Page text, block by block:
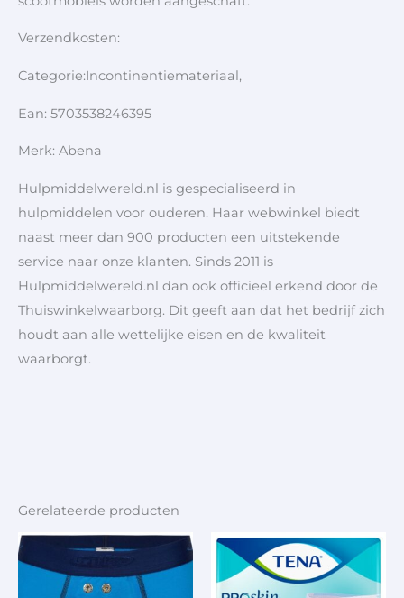
Verzendkosten:
Categorie:Incontinentiemateriaal,
Ean: 5703538246395
Merk: Abena
Hulpmiddelwereld.nl is gespecialiseerd in
hulpmiddelen voor ouderen. Haar webwinkel biedt
naast meer dan 900 producten een uitstekende
service naar onze klanten. Sinds 2011 is
Hulpmiddelwereld.nl dan ook officieel erkend door de
Thuiswinkelwaarborg. Dit geeft aan dat het bedrijf zich
houdt aan alle wettelijke eisen en de kwaliteit
waarborgt.
Gerelateerde producten